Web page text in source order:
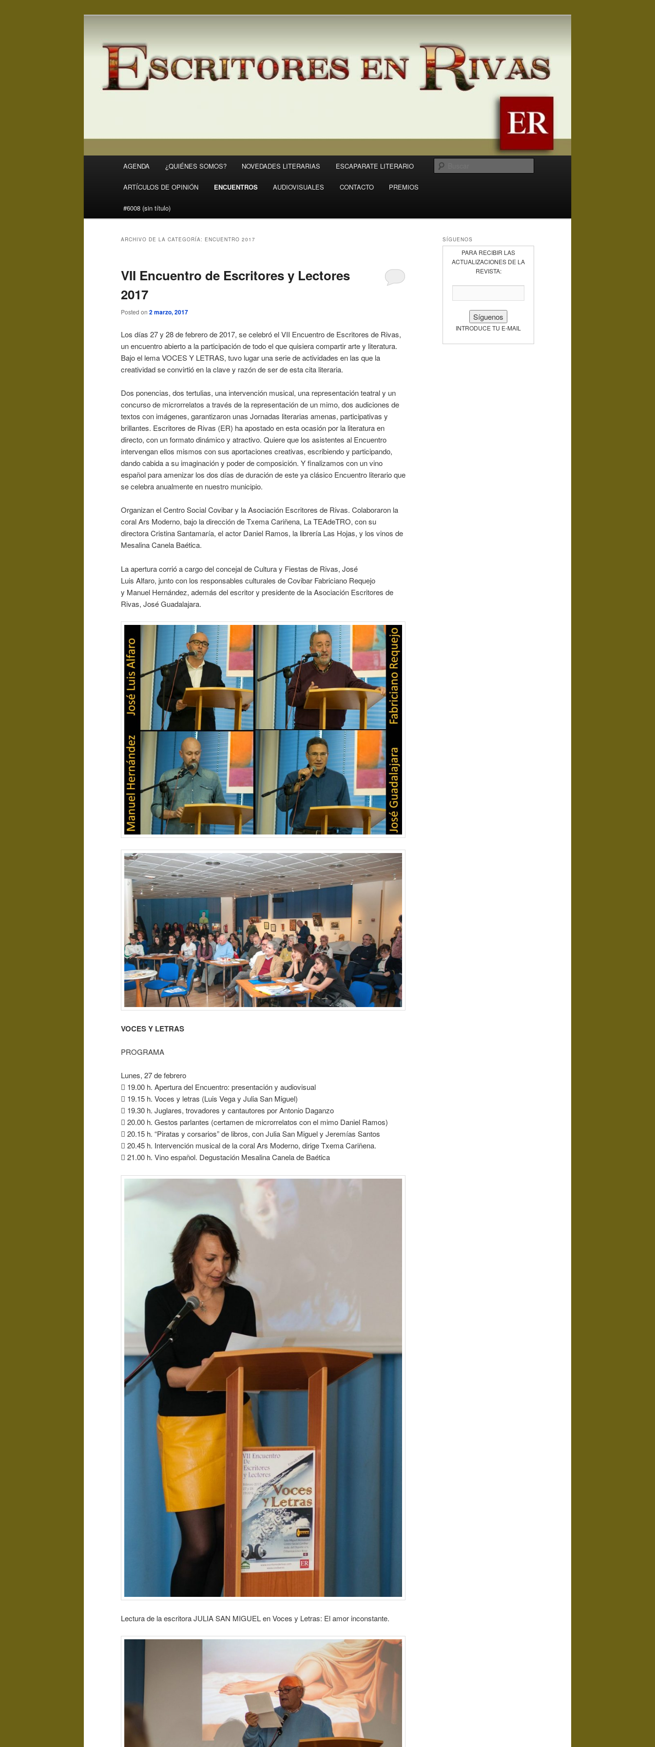
ER
AGENDA ¿QUIÉNES SOMOS? NOVEDADES LITERARIAS ESCAPARATE LITERARIO
ARTÍCULOS DE OPINIÓN ENCUENTROS AUDIOVISUALES CONTACTO PREMIOS
#6008 (sin título)
ARCHIVO DE LA CATEGORÍA: ENCUENTRO 2017
VII Encuentro de Escritores y Lectores
2017
Posted on 2 marzo, 2017
Los días 27 y 28 de febrero de 2017, se celebró el VII Encuentro de Escritores de Rivas,
un encuentro abierto a la participación de todo el que quisiera compartir arte y literatura.
Bajo el lema VOCES Y LETRAS, tuvo lugar una serie de actividades en las que la
creatividad se convirtió en la clave y razón de ser de esta cita literaria.
Dos ponencias, dos tertulias, una intervención musical, una representación teatral y un
concurso de microrrelatos a través de la representación de un mimo, dos audiciones de
textos con imágenes, garantizaron unas Jornadas literarias amenas, participativas y
brillantes. Escritores de Rivas (ER) ha apostado en esta ocasión por la literatura en
directo, con un formato dinámico y atractivo. Quiere que los asistentes al Encuentro
intervengan ellos mismos con sus aportaciones creativas, escribiendo y participando,
dando cabida a su imaginación y poder de composición. Y finalizamos con un vino
español para amenizar los dos días de duración de este ya clásico Encuentro literario que
se celebra anualmente en nuestro municipio.
Organizan el Centro Social Covibar y la Asociación Escritores de Rivas. Colaboraron la
coral Ars Moderno, bajo la dirección de Txema Cariñena, La TEAdeTRO, con su
directora Cristina Santamaría, el actor Daniel Ramos, la librería Las Hojas, y los vinos de
Mesalina Canela Baética.
La apertura corrió a cargo del concejal de Cultura y Fiestas de Rivas, José
Luis Alfaro, junto con los responsables culturales de Covibar Fabriciano Requejo
y Manuel Hernández, además del escritor y presidente de la Asociación Escritores de
Rivas, José Guadalajara.
VOCES Y LETRAS
PROGRAMA
Lunes, 27 de febrero
 19.00 h. Apertura del Encuentro: presentación y audiovisual
 19.15 h. Voces y letras (Luis Vega y Julia San Miguel)
 19.30 h. Juglares, trovadores y cantautores por Antonio Daganzo
 20.00 h. Gestos parlantes (certamen de microrrelatos con el mimo Daniel Ramos)
 20.15 h. “Piratas y corsarios” de libros, con Julia San Miguel y Jeremías Santos
 20.45 h. Intervención musical de la coral Ars Moderno, dirige Txema Cariñena.
 21.00 h. Vino español. Degustación Mesalina Canela de Baética
Lectura de la escritora JULIA SAN MIGUEL en Voces y Letras: El amor inconstante.
SÍGUENOS
PARA RECIBIR LAS
ACTUALIZACIONES DE LA
REVISTA:
INTRODUCE TU E-MAIL